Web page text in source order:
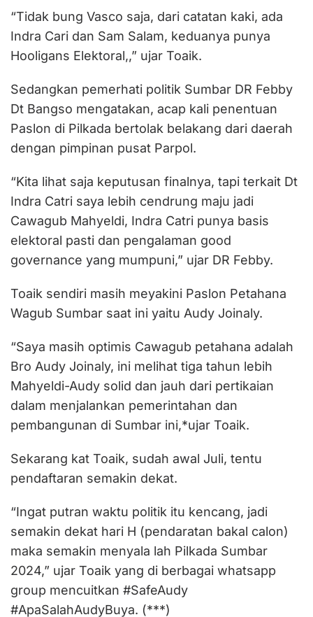
“Tidak bung Vasco saja, dari catatan kaki, ada
Indra Cari dan Sam Salam, keduanya punya
Hooligans Elektoral,,” ujar Toaik.
Sedangkan pemerhati politik Sumbar DR Febby
Dt Bangso mengatakan, acap kali penentuan
Paslon di Pilkada bertolak belakang dari daerah
dengan pimpinan pusat Parpol.
“Kita lihat saja keputusan finalnya, tapi terkait Dt
Indra Catri saya lebih cendrung maju jadi
Cawagub Mahyeldi, Indra Catri punya basis
elektoral pasti dan pengalaman good
governance yang mumpuni,” ujar DR Febby.
Toaik sendiri masih meyakini Paslon Petahana
Wagub Sumbar saat ini yaitu Audy Joinaly.
“Saya masih optimis Cawagub petahana adalah
Bro Audy Joinaly, ini melihat tiga tahun lebih
Mahyeldi-Audy solid dan jauh dari pertikaian
dalam menjalankan pemerintahan dan
pembangunan di Sumbar ini,*ujar Toaik.
Sekarang kat Toaik, sudah awal Juli, tentu
pendaftaran semakin dekat.
“Ingat putran waktu politik itu kencang, jadi
semakin dekat hari H (pendaratan bakal calon)
maka semakin menyala lah Pilkada Sumbar
2024,” ujar Toaik yang di berbagai whatsapp
group mencuitkan #SafeAudy
#ApaSalahAudyBuya. (***)